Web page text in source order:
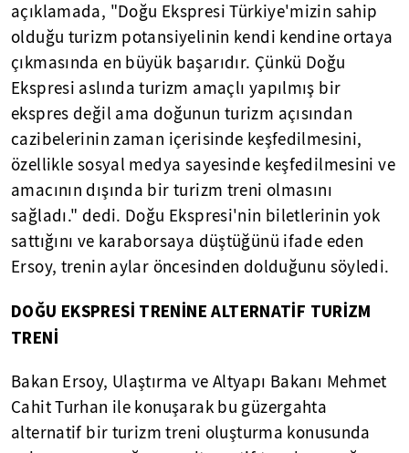
açıklamada, "Doğu Ekspresi Türkiye'mizin sahip
olduğu turizm potansiyelinin kendi kendine ortaya
çıkmasında en büyük başarıdır. Çünkü Doğu
Ekspresi aslında turizm amaçlı yapılmış bir
ekspres değil ama doğunun turizm açısından
cazibelerinin zaman içerisinde keşfedilmesini,
özellikle sosyal medya sayesinde keşfedilmesini ve
amacının dışında bir turizm treni olmasını
sağladı." dedi. Doğu Ekspresi'nin biletlerinin yok
sattığını ve karaborsaya düştüğünü ifade eden
Ersoy, trenin aylar öncesinden dolduğunu söyledi.
DOĞU EKSPRESİ TRENİNE ALTERNATİF TURİZM
TRENİ
Bakan Ersoy, Ulaştırma ve Altyapı Bakanı Mehmet
Cahit Turhan ile konuşarak bu güzergahta
alternatif bir turizm treni oluşturma konusunda